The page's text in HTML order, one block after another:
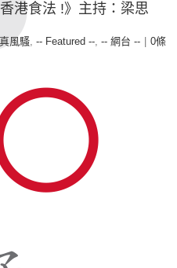
港食法 !》主持：梁思
風騷, -- Featured --, -- 網台 --
0條